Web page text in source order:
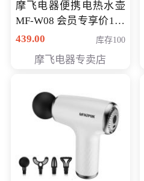
摩飞电器便携电热水壶
MF-W08 会员专享价198
元
439.00 库存100
摩飞电器专卖店